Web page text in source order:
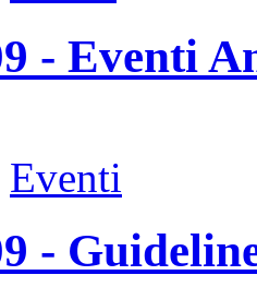
- Eventi
Eventi
-